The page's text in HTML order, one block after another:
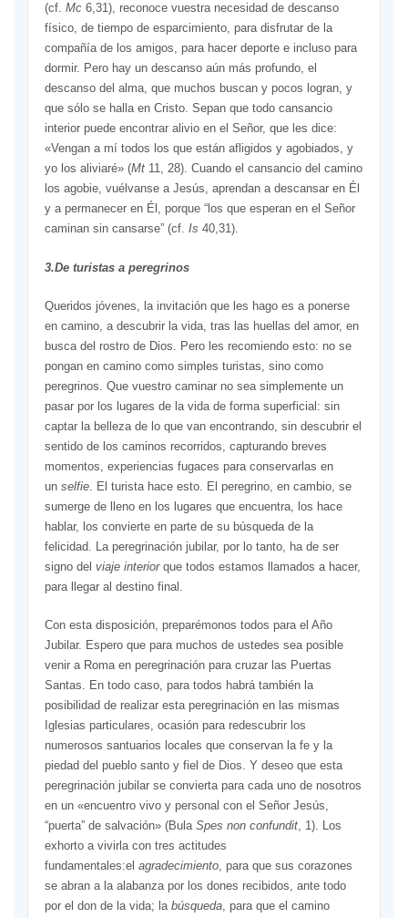
(cf. Mc6,31), reconoce vuestra necesidad de descanso
físico, de tiempo de esparcimiento, para disfrutar de la
compañía de los amigos, para hacer deporte e incluso para
dormir. Pero hay un descanso aún más profundo, el
descanso del alma, que muchos buscan y pocos logran, y
que sólo se halla en Cristo. Sepan que todo cansancio
interior puede encontrar alivio en el Señor, que les dice:
«Vengan a mí todos los que están afligidos y agobiados, y
yo los aliviaré» (Mt11, 28). Cuando el cansancio del camino
los agobie, vuélvanse a Jesús, aprendan a descansar en Él
y a permanecer en Él, porque “los que esperan en el Señor
caminan sin cansarse” (cf. Is 40,31).
3.De turistas a peregrinos
Queridos jóvenes, la invitación que les hago es a ponerse
en camino, a descubrir la vida, tras las huellas del amor, en
busca del rostro de Dios. Pero les recomiendo esto: no se
pongan en camino como simples turistas, sino como
peregrinos. Que vuestro caminar no sea simplemente un
pasar por los lugares de la vida de forma superficial: sin
captar la belleza de lo que van encontrando, sin descubrir el
sentido de los caminos recorridos, capturando breves
momentos, experiencias fugaces para conservarlas en
un selfie. El turista hace esto. El peregrino, en cambio, se
sumerge de lleno en los lugares que encuentra, los hace
hablar, los convierte en parte de su búsqueda de la
felicidad. La peregrinación jubilar, por lo tanto, ha de ser
signo del viaje interiorque todos estamos llamados a hacer,
para llegar al destino final.
Con esta disposición, preparémonos todos para el Año
Jubilar. Espero que para muchos de ustedes sea posible
venir a Roma en peregrinación para cruzar las Puertas
Santas. En todo caso, para todos habrá también la
posibilidad de realizar esta peregrinación en las mismas
Iglesias particulares, ocasión para redescubrir los
numerosos santuarios locales que conservan la fe y la
piedad del pueblo santo y fiel de Dios. Y deseo que esta
peregrinación jubilar se convierta para cada uno de nosotros
en un «encuentro vivo y personal con el Señor Jesús,
“puerta” de salvación» (Bula Spes non confundit, 1). Los
exhorto a vivirla con tres actitudes
fundamentales:el agradecimiento, para que sus corazones
se abran a la alabanza por los dones recibidos, ante todo
por el don de la vida; labúsqueda, para que el camino